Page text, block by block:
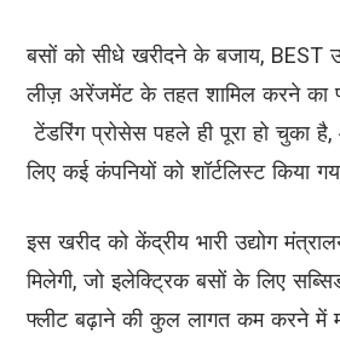
बसों को सीधे खरीदने के बजाय, BEST
लीज़ अरेंजमेंट के तहत शामिल करने का
टेंडरिंग प्रोसेस पहले ही पूरा हो चुका
लिए कई कंपनियों को शॉर्टलिस्ट किया
इस खरीद को केंद्रीय भारी उद्योग
मिलेगी, जो इलेक्ट्रिक बसों के लिए
फ्लीट बढ़ाने की कुल लागत कम करने में